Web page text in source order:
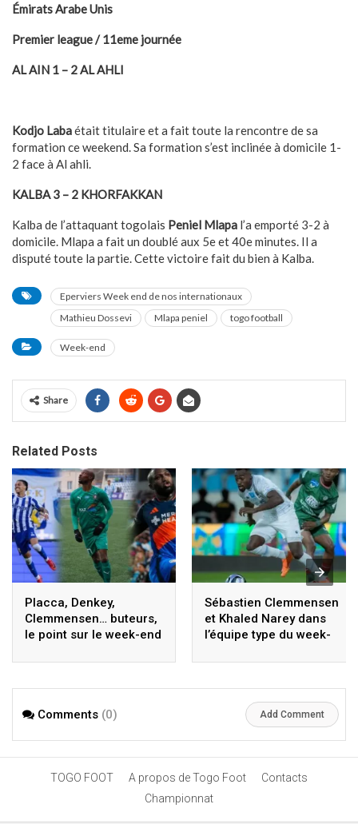
Émirats Arabe Unis
Premier league / 11eme journée
AL AIN 1 – 2 AL AHLI
Kodjo Labaétait titulaire et a fait toute la rencontre de sa
formation ce weekend. Sa formation s’est inclinée à domicile 1-
2 face à Al ahli.
KALBA 3 – 2 KHORFAKKAN
Kalba de l’attaquant togolais Peniel Mlapa l’a emporté 3-2 à
domicile. Mlapa a fait un doublé aux 5e et 40e minutes. Il a
disputé toute la partie. Cette victoire fait du bien à Kalba.
Eperviers Week end de nos internationaux
Mathieu Dossevi
Mlapa peniel togo football
Week-end
Share
Related Posts
Placca, Denkey,
Clemmensen… buteurs,
le point sur le week-end
Sébastien Clemmensen
et Khaled Narey dans
l’équipe type du week-
Comments (0) Add Comment
TOGO FOOT A propos de Togo Foot
Contacts
Championnat